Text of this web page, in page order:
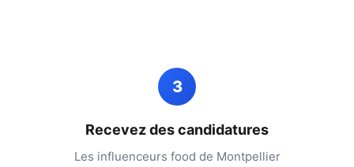
3
Recevez des candidatures
Les influenceurs food de Montpellier